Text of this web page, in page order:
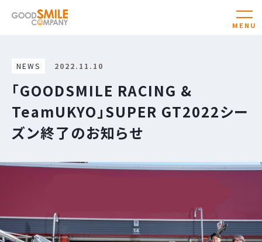
NEWS 2022.11.10
「GOODSMILE RACING &
TeamUKYO」SUPER GT2022シー
ズン終了のお知らせ